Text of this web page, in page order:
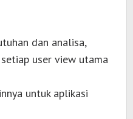
dan analisa,
user view utama
untuk aplikasi